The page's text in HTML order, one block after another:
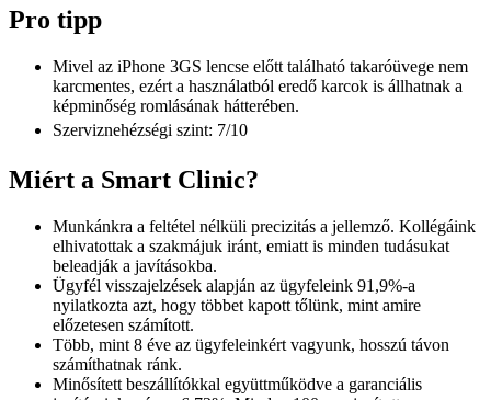
Pro tipp
Mivel az iPhone 3GS lencse előtt található takaróüvege nem
karcmentes, ezért a használatból eredő karcok is állhatnak a
képminőség romlásának hátterében.
Szerviznehézségi szint: 7/10
Miért a Smart Clinic?
Munkánkra a feltétel nélküli precizitás a jellemző. Kollégáink
elhivatottak a szakmájuk iránt, emiatt is minden tudásukat
beleadják a javításokba.
Ügyfél visszajelzések alapján az ügyfeleink 91,9%-a
nyilatkozta azt, hogy többet kapott tőlünk, mint amire
előzetesen számított.
Több, mint 8 éve az ügyfeleinkért vagyunk, hosszú távon
számíthatnak ránk.
Minősített beszállítókkal együttműködve a garanciális